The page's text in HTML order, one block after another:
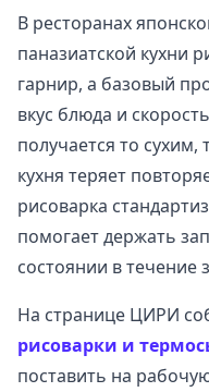
В ресторанах
паназиатской кухни
гарнир, а базовый
вкус блюда и
получается то
кухня теряет
рисоварка
помогает держать
состоянии в течение
На странице ЦИРИ
рисоварки и
поставить на